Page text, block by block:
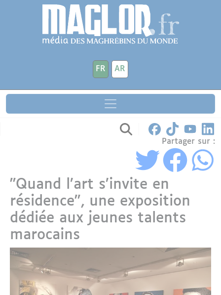
Aller au contenu principal
FR AR
Partager sur :
"Quand l’art s’invite en
résidence", une exposition
dédiée aux jeunes talents
marocains
Panneau de gestion des cookies